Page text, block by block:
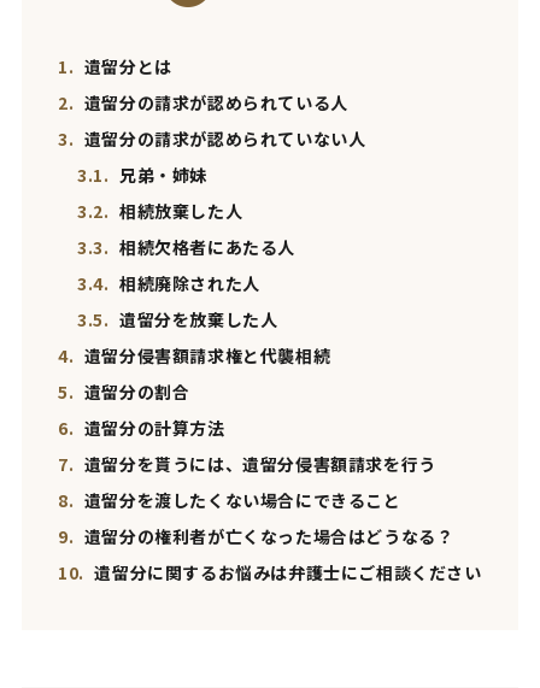
1. 遺留分とは
2. 遺留分の請求が認められている人
3. 遺留分の請求が認められていない人
3.1. 兄弟・姉妹
3.2. 相続放棄した人
3.3. 相続欠格者にあたる人
3.4. 相続廃除された人
3.5. 遺留分を放棄した人
4. 遺留分侵害額請求権と代襲相続
5. 遺留分の割合
6. 遺留分の計算方法
7. 遺留分を貰うには、遺留分侵害額請求を行う
8. 遺留分を渡したくない場合にできること
9. 遺留分の権利者が亡くなった場合はどうなる？
10. 遺留分に関するお悩みは弁護士にご相談ください